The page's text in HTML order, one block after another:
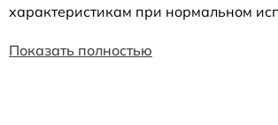
характеристикам при нормальном
Показать полностью